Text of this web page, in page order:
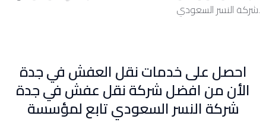
شركة النسر السعودي.
احصل على خدمات نقل العفش في جدة
الأن من افضل شركة نقل عفش في جدة
شركة النسر السعودي تابع لمؤسسة